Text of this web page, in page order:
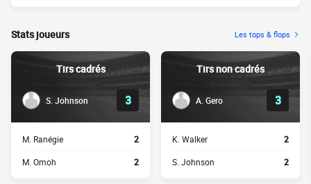
Stats joueurs Les tops & flops
Tirs cadrés
S. Johnson 3
M. Ranégie 2
M. Omoh 2
Tirs non cadrés
A. Gero 3
K. Walker 2
S. Johnson 2